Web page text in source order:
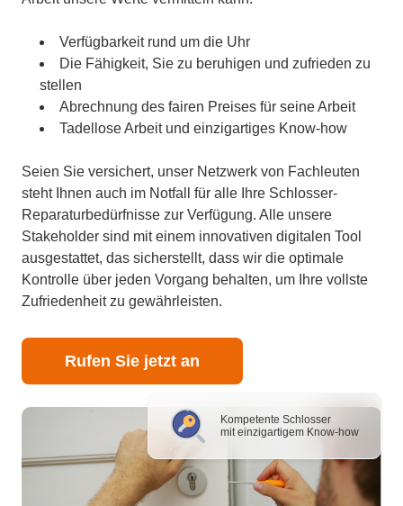
Kompetente Schlosser
mit einzigartigem Know-how
Verfügbarkeit rund um die Uhr
Die Fähigkeit, Sie zu beruhigen und zufrieden zu
stellen
Abrechnung des fairen Preises für seine Arbeit
Tadellose Arbeit und einzigartiges Know-how
Seien Sie versichert, unser Netzwerk von Fachleuten
steht Ihnen auch im Notfall für alle Ihre Schlosser-
Reparaturbedürfnisse zur Verfügung. Alle unsere
Stakeholder sind mit einem innovativen digitalen Tool
ausgestattet, das sicherstellt, dass wir die optimale
Kontrolle über jeden Vorgang behalten, um Ihre vollste
Zufriedenheit zu gewährleisten.
Rufen Sie jetzt an